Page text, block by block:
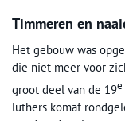
Timmeren en
Het gebouw was
die niet meer voor
groot deel van de 19e
luthers komaf